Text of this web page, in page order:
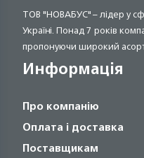
ТОВ "НОВАБУС" – лідер у
Україні. Понад 7 років
пропонуючи широкий
Информація
Про компанію
Оплата і доставка
Поставщикам